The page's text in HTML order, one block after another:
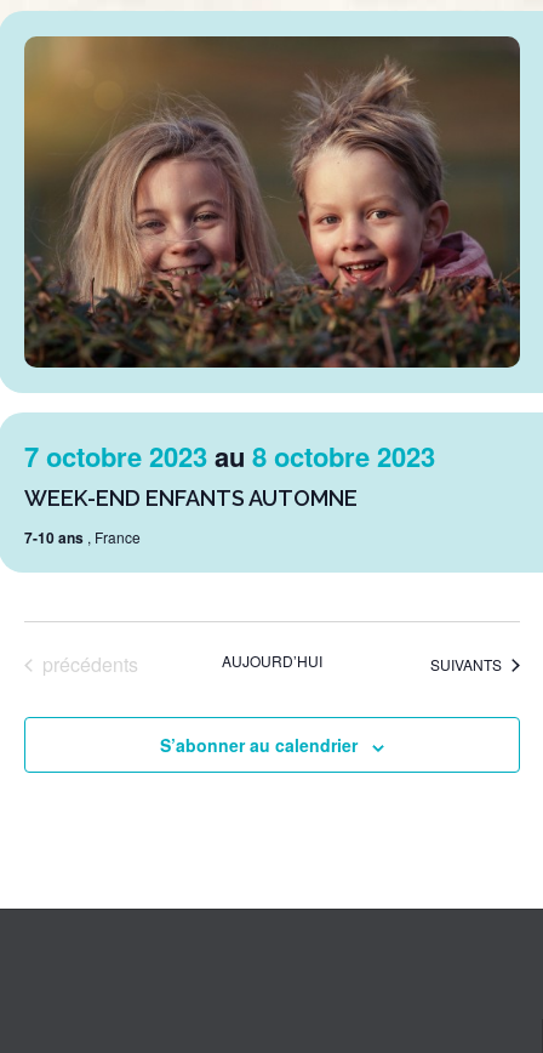
WEEK-END ENFANTS AUTOMNE
7 octobre 2023au 8 octobre 2023
7-10 ans , France
Évènements
précédents AUJOURD’HUI ÉVÈNEMENTS
SUIVANTS
S’abonner au calendrier